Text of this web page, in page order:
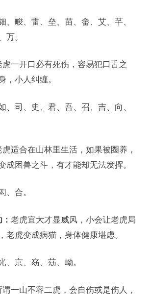
、畯、雷、垒、苗、畲、艾、芊、
万。
虎一开口必有死伤，容易犯口舌之
，小人纠缠。
、司、史、君、吾、召、吉、向、
虎适合在山林里生活，如果被圈养，
成困兽之斗，有才能却无法发挥。
、合。
老虎宜大才显威风，小会让老虎局
老虎变成病猫，身体健康堪虑。
、京、窈、苭、岰。
谓一山不容二虎，会自伤或是伤人，